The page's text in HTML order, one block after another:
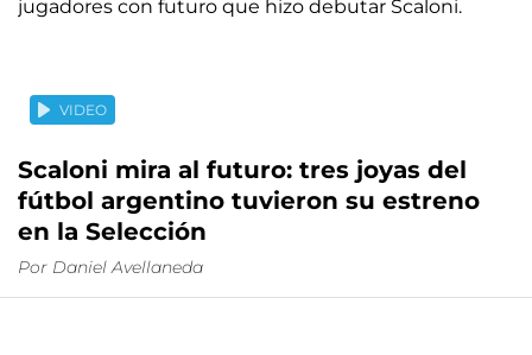
VIDEO
Scaloni mira al futuro: tres joyas del
fútbol argentino tuvieron su estreno
en la Selección
Por Daniel Avellaneda